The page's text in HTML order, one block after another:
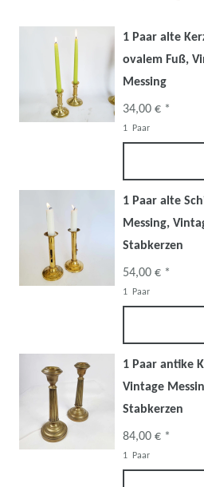
1 Paar alte
ovalem Fuß,
Messing
34,00 € *
1 Paar
1 Paar alte
Messing,
Stabkerzen
54,00 € *
1 Paar
1 Paar antike
Vintage
Stabkerzen
84,00 € *
1 Paar